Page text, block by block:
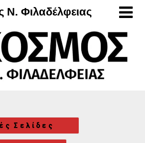
Ν. Φιλαδέλφειας
Σελίδες